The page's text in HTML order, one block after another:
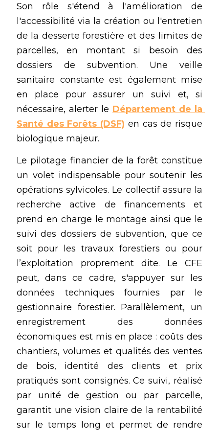
Son rôle s'étend à l'amélioration de
l'accessibilité via la création ou l'entretien
de la desserte forestière et des limites de
parcelles, en montant si besoin des
dossiers de subvention. Une veille
sanitaire constante est également mise
en place pour assurer un suivi et, si
nécessaire, alerter le Département de la
Santé des Forêts (DSF) en cas de risque
biologique majeur.
Le pilotage financier de la forêt constitue
un volet indispensable pour soutenir les
opérations sylvicoles. Le collectif assure la
recherche active de financements et
prend en charge le montage ainsi que le
suivi des dossiers de subvention, que ce
soit pour les travaux forestiers ou pour
l’exploitation proprement dite. Le CFE
peut, dans ce cadre, s'appuyer sur les
données techniques fournies par le
gestionnaire forestier. Parallèlement, un
enregistrement des données
économiques est mis en place : coûts des
chantiers, volumes et qualités des ventes
de bois, identité des clients et prix
pratiqués sont consignés. Ce suivi, réalisé
par unité de gestion ou par parcelle,
garantit une vision claire de la rentabilité
sur le temps long et permet de rendre